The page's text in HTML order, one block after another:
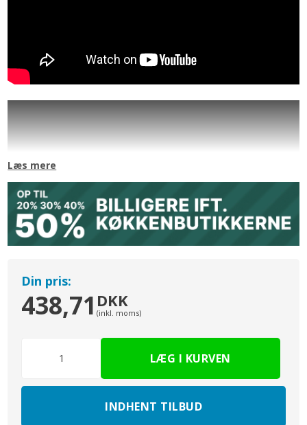
"Push to Open" HQ-skuffer
Populær funktion som får din skuffer til at åbne og lukke stille og
roligt.
Passer til 80cm skuffer.
Montering på HQ-skuffer (1 sæt pr. skuffe).
BEMÆRK: VIRKER KUN TIL SKUFFER MED FULDUDTRÆK
Læs mere
Din pris:
438,71DKK
(inkl. moms)
INDHENT TILBUD